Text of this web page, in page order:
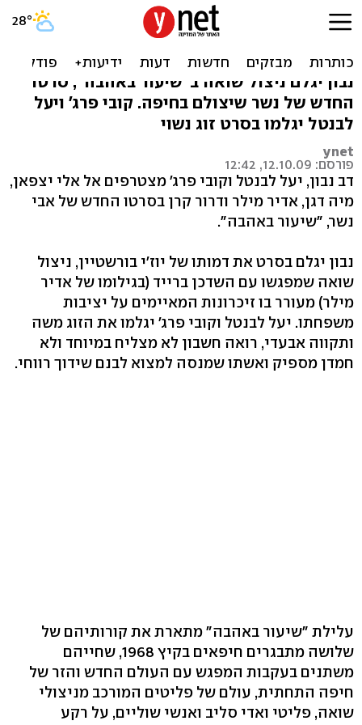
דב נבון מצטרף לסרטו החדש
של אבי נשר
נבון יגלם ניצול שואה ב"שיעור באהבה", סרטו
החדש של נשר שיצולם בחיפה. קובי פרג' ויעל
לבנטל יגלמו בסרט זוג נשוי
ynet
פורסם: 12.10.09, 12:42
דב נבון, יעל לבנטל וקובי פרג' מצטרפים אל אלי יצפאן,
מיה דגן, אדיר מילר ודרור קרן בסרטו החדש של אבי
נשר, "שיעור באהבה".
נבון יגלם בסרט את דמותו של יוז'י בורשטיין, ניצול
שואה שמפגשו עם השדכן ברייד (בגילומו של אדיר
מילר) מעורר בו זיכרונות המאיימים על יציבות
משפחתו. יעל לבנטל וקובי פרג' יגלמו את הזוג משה
ותקווה אבעדי, רואה חשבון לא מצליח במיוחד ולא
חמדן מספיק ואשתו שמנסה למצוא לבנם שידוך רווחי.
עלילת "שיעור באהבה" מתארת את קורותיהם של
שלושה מתבגרים חיפאים בקיץ 1968, שחייהם
משתנים בעקבות המפגש עם העולם החדש והזר של
חיפה התחתית, עולם של פליטים המורכב מניצולי
שואה, פליטי ואדי סליב ואנשי שוליים, על רקע